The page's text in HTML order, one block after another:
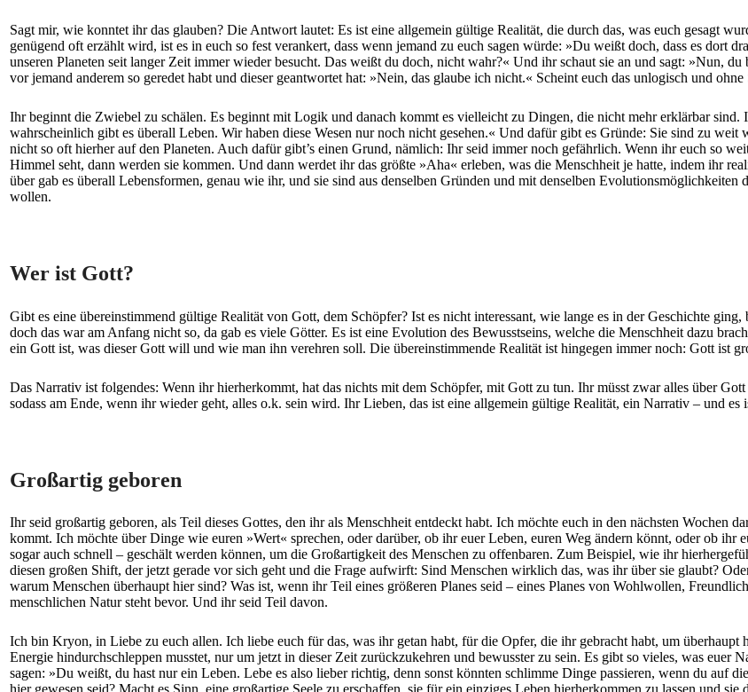
Sagt mir, wie konntet ihr das glauben? Die Antwort lautet: Es ist eine allgemein gültige Realität, die durch das, was euch gesagt
genügend oft erzählt wird, ist es in euch so fest verankert, dass wenn jemand zu euch sagen würde: »Du weißt doch, dass es dort
unseren Planeten seit langer Zeit immer wieder besucht. Das weißt du doch, nicht wahr?« Und ihr schaut sie an und sagt: »Nun,
vor jemand anderem so geredet habt und dieser geantwortet hat: »Nein, das glaube ich nicht.« Scheint euch das unlogisch und
Ihr beginnt die Zwiebel zu schälen. Es beginnt mit Logik und danach kommt es vielleicht zu Dingen, die nicht mehr erklärbar sind.
wahrscheinlich gibt es überall Leben. Wir haben diese Wesen nur noch nicht gesehen.« Und dafür gibt es Gründe: Sie sind zu
nicht so oft hierher auf den Planeten. Auch dafür gibt’s einen Grund, nämlich: Ihr seid immer noch gefährlich. Wenn ihr euch so
Himmel seht, dann werden sie kommen. Und dann werdet ihr das größte »Aha« erleben, was die Menschheit je hatte, indem ihr
über gab es überall Lebensformen, genau wie ihr, und sie sind aus denselben Gründen und mit denselben
wollen.
Wer ist Gott?
Gibt es eine übereinstimmend gültige Realität von Gott, dem Schöpfer? Ist es nicht interessant, wie lange es in der Geschichte
doch das war am Anfang nicht so, da gab es viele Götter. Es ist eine Evolution des Bewusstseins, welche die Menschheit dazu
ein Gott ist, was dieser Gott will und wie man ihn verehren soll. Die übereinstimmende Realität ist hingegen immer noch: Gott ist
Das Narrativ ist folgendes: Wenn ihr hierherkommt, hat das nichts mit dem Schöpfer, mit Gott zu tun. Ihr müsst zwar alles über
sodass am Ende, wenn ihr wieder geht, alles o.k. sein wird. Ihr Lieben, das ist eine allgemein gültige Realität, ein Narrativ – und es
Großartig geboren
Ihr seid großartig geboren, als Teil dieses Gottes, den ihr als Menschheit entdeckt habt. Ich möchte euch in den nächsten Wochen
kommt. Ich möchte über Dinge wie euren »Wert« sprechen, oder darüber, ob ihr euer Leben, euren Weg ändern könnt, oder ob
sogar auch schnell – geschält werden können, um die Großartigkeit des Menschen zu offenbaren. Zum Beispiel, wie ihr
diesen großen Shift, der jetzt gerade vor sich geht und die Frage aufwirft: Sind Menschen wirklich das, was ihr über sie glaubt?
warum Menschen überhaupt hier sind? Was ist, wenn ihr Teil eines größeren Planes seid – eines Planes von Wohlwollen,
menschlichen Natur steht bevor. Und ihr seid Teil davon.
Ich bin Kryon, in Liebe zu euch allen. Ich liebe euch für das, was ihr getan habt, für die Opfer, die ihr gebracht habt, um
Energie hindurchschleppen musstet, nur um jetzt in dieser Zeit zurückzukehren und bewusster zu sein. Es gibt so vieles, was euer
sagen: »Du weißt, du hast nur ein Leben. Lebe es also lieber richtig, denn sonst könnten schlimme Dinge passieren, wenn du auf